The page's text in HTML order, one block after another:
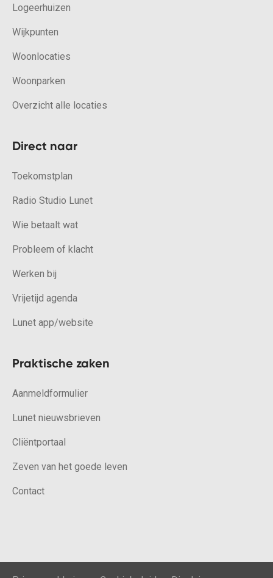
Logeerhuizen
Wijkpunten
Woonlocaties
Woonparken
Overzicht alle locaties
Direct naar
Toekomstplan
Radio Studio Lunet
Wie betaalt wat
Probleem of klacht
Werken bij
Vrijetijd agenda
Lunet app/website
Praktische zaken
Aanmeldformulier
Lunet nieuwsbrieven
Cliëntportaal
Zeven van het goede leven
Contact